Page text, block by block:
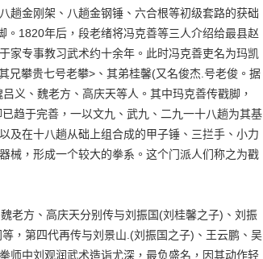
趟金刚架、八趟金钢锤、六合根等初级套路的获础
。1820年后，段老绪将冯克善等三人介绍给最县赵
家专事教习武术约十余年。此时冯克善吏名为玛凯
兄攀贵七号老攀>、其弟桂馨(又名俊杰.号老俊。据
义、魏老方、高庆天等人。其中玛克善传戳脚，
趋于完善，一以文九、武九、二九一十八趟为其基
及在十八趟从础上组合成的甲子锤、三拦手、小力
械，形成一个较大的拳系。这个门派人们称之为戳
老方、高庆天分别传与刘振国(刘桂馨之子)、刘振
，第四代再传与刘景山.(刘振国之子)、王云鹏、吴
师中刘观润武术造诣尤深，最负盛名，因其动作轻